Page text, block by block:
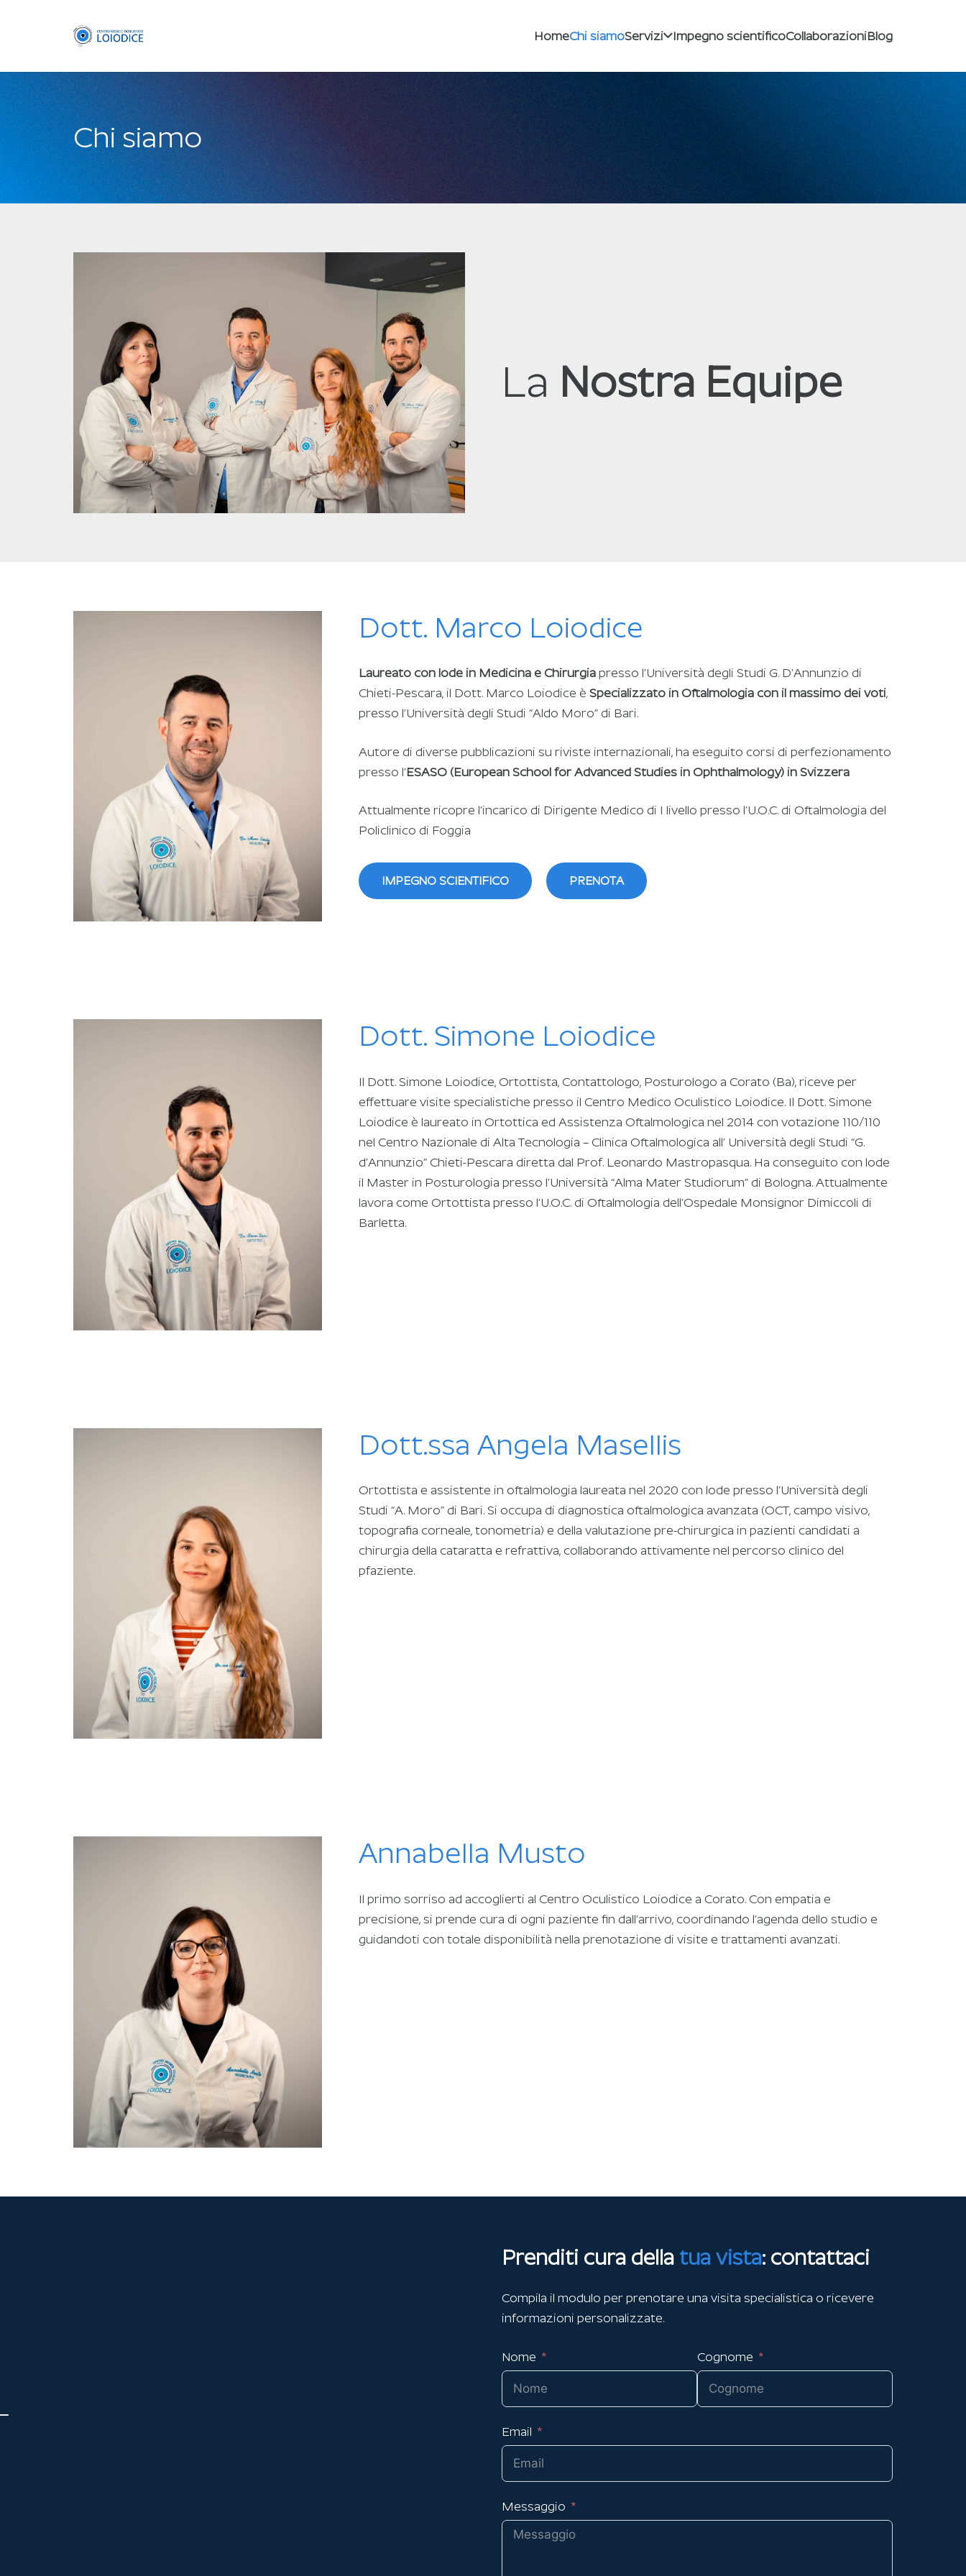
HomeChi siamoServizi Impegno scientificoCollaborazioniBlog
Chi siamo
La Nostra Equipe
Dott. Marco Loiodice
Laureato con lode in Medicina e Chirurgiapresso l’Università degli Studi G. D’Annunzio di
Chieti-Pescara, il Dott. Marco Loiodice è Specializzato in Oftalmologia con il massimo dei voti,
presso l’Università degli Studi “Aldo Moro” di Bari.
Autore di diverse pubblicazioni su riviste internazionali, ha eseguito corsi di perfezionamento
presso l’ESASO (European School for Advanced Studies in Ophthalmology) in Svizzera
Attualmente ricopre l’incarico di Dirigente Medico di I livello presso l’U.O.C. di Oftalmologia del
Policlinico di Foggia
IMPEGNO SCIENTIFICO PRENOTA
Dott. Simone Loiodice
Il Dott. Simone Loiodice, Ortottista, Contattologo, Posturologo a Corato (Ba), riceve per
effettuare visite specialistiche presso il Centro Medico Oculistico Loiodice. Il Dott. Simone
Loiodice è laureato in Ortottica ed Assistenza Oftalmologica nel 2014 con votazione 110/110
nel Centro Nazionale di Alta Tecnologia – Clinica Oftalmologica all’ Università degli Studi “G.
d’Annunzio” Chieti-Pescara diretta dal Prof. Leonardo Mastropasqua. Ha conseguito con lode
il Master in Posturologia presso l’Università “Alma Mater Studiorum” di Bologna. Attualmente
lavora come Ortottista presso l’U.O.C. di Oftalmologia dell’Ospedale Monsignor Dimiccoli di
Barletta.
Dott.ssa Angela Masellis
Ortottista e assistente in oftalmologia laureata nel 2020 con lode presso l’Università degli
Studi “A. Moro” di Bari. Si occupa di diagnostica oftalmologica avanzata (OCT, campo visivo,
topografia corneale, tonometria) e della valutazione pre-chirurgica in pazienti candidati a
chirurgia della cataratta e refrattiva, collaborando attivamente nel percorso clinico del
pfaziente.
Annabella Musto
Il primo sorriso ad accoglierti al Centro Oculistico Loiodice a Corato. Con empatia e
precisione, si prende cura di ogni paziente fin dall’arrivo, coordinando l’agenda dello studio e
guidandoti con totale disponibilità nella prenotazione di visite e trattamenti avanzati.
Prenditi cura della tua vista: contattaci
Compila il modulo per prenotare una visita specialistica o ricevere
informazioni personalizzate.
Nome Cognome
Email
Messaggio